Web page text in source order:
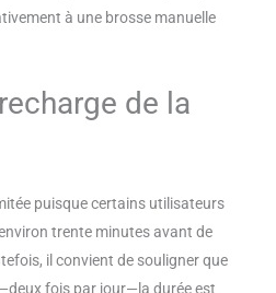
dent pour un nettoyage en
à une brosse manuelle
de la
puisque certains utilisateurs
trente minutes avant de
il convient de souligner que
fois par jour—la durée est